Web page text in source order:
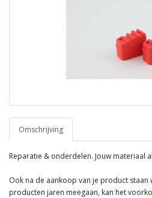
Omschrijving
Reparatie & onderdelen. Jouw materiaal
Ook na de aankoop van je product staan
producten jaren meegaan, kan het